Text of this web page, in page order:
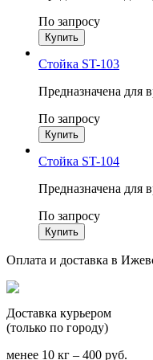
По запросу
Стойка ST-103
Предназначена для
По запросу
Стойка ST-104
Предназначена для
По запросу
Оплата и доставка в
Доставка курьером
(только по городу)
менее 10 кг – 400 руб.